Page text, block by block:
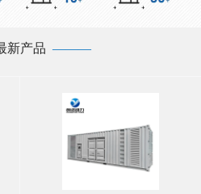
新产品 ———